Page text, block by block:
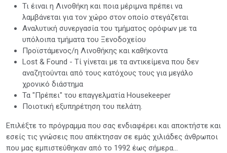
Τι έιναι η Λινοθήκη και ποια μέριμνα πρέπει να
λαμβάνεται για τον χώρο στον οποίο στεγάζεται
Αναλυτική συνεργασία του τμήματος ορόφων με τα
υπόλοιπα τμήματα του Ξενοδοχείου
Προϊστάμενος/η Λινοθήκης και καθήκοντα
Lost & Found - Τί γίνεται με τα αντικείμενα που δεν
αναζητούνται από τους κατόχους τους για μεγάλο
χρονικό διάστημα
Τα "Πρέπει" του επαγγελματία Housekeeper
Ποιοτική εξυπηρέτηση του πελάτη.
Επιλέξτε το πρόγραμμα που σας ενδιαφέρει και αποκτήστε και
εσείς τις γνώσεις που απέκτησαν σε εμάς χιλιάδες άνθρωποι
που μας εμπιστεύθηκαν από το 1992 έως σήμερα...